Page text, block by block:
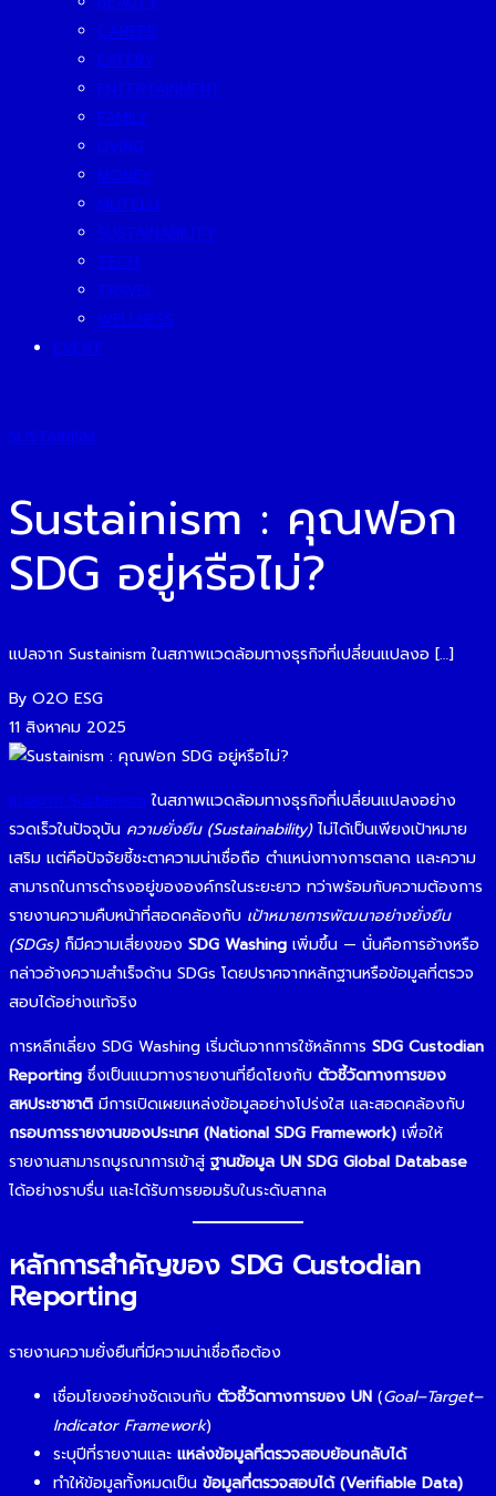
CAREER
EATERY
ENTERTAINMENT
FAMILY
LIVING
MONEY
MUTELU
SUSTAINABILITY
TECH
TRAVEL
WELLNESS
EVENT
SUSTAINISM
Sustainism : คุณฟอก
SDG อยู่หรือไม่?
แปลจาก Sustainism ในสภาพแวดล้อมทางธุรกิจที่เปลี่ยนแปลงอ […]
By O2O ESG
11 สิงหาคม 2025
แปลจาก Sustainism ในสภาพแวดล้อมทางธุรกิจที่เปลี่ยนแปลงอย่าง
รวดเร็วในปัจจุบัน ความยั่งยืน (Sustainability)ไม่ได้เป็นเพียงเป้าหมาย
เสริม แต่คือปัจจัยชี้ชะตาความน่าเชื่อถือ ตำแหน่งทางการตลาด และความ
สามารถในการดำรงอยู่ขององค์กรในระยะยาว ทว่าพร้อมกับความต้องการ
รายงานความคืบหน้าที่สอดคล้องกับ เป้าหมายการพัฒนาอย่างยั่งยืน
(SDGs)ก็มีความเสี่ยงของ SDG Washing เพิ่มขึ้น — นั่นคือการอ้างหรือ
กล่าวอ้างความสำเร็จด้าน SDGs โดยปราศจากหลักฐานหรือข้อมูลที่ตรวจ
สอบได้อย่างแท้จริง
การหลีกเลี่ยง SDG Washing เริ่มต้นจากการใช้หลักการ SDG Custodian
Reporting ซึ่งเป็นแนวทางรายงานที่ยึดโยงกับ ตัวชี้วัดทางการของ
สหประชาชาติ มีการเปิดเผยแหล่งข้อมูลอย่างโปร่งใส และสอดคล้องกับ
กรอบการรายงานของประเทศ (National SDG Framework) เพื่อให้
รายงานสามารถบูรณาการเข้าสู่ ฐานข้อมูล UN SDG Global Database
ได้อย่างราบรื่น และได้รับการยอมรับในระดับสากล
หลักการสำคัญของ SDG Custodian
Reporting
รายงานความยั่งยืนที่มีความน่าเชื่อถือต้อง
เชื่อมโยงอย่างชัดเจนกับ ตัวชี้วัดทางการของ UN (Goal–Target–
Indicator Framework)
ระบุปีที่รายงานและ แหล่งข้อมูลที่ตรวจสอบย้อนกลับได้
ทำให้ข้อมูลทั้งหมดเป็น ข้อมูลที่ตรวจสอบได้ (Verifiable Data)